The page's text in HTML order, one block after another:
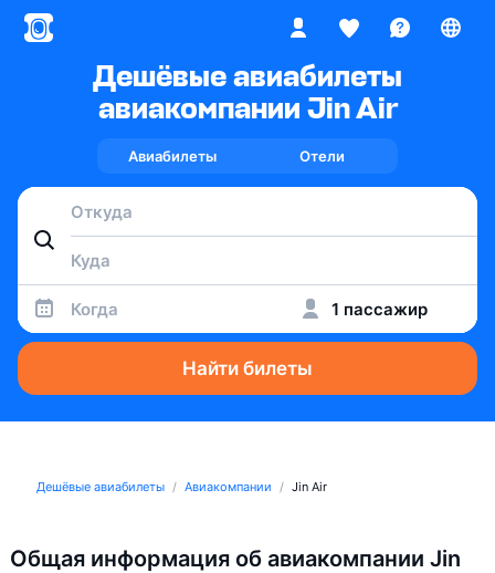
Дешёвые авиабилеты
авиакомпании Jin Air
Авиабилеты Отели
Когда 1 пассажир
Найти билеты
Дешёвые авиабилеты Авиакомпании Jin Air
Общая информация об авиакомпании Jin